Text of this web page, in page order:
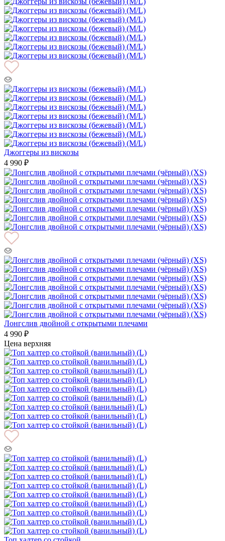
Джоггеры из вискозы
4 990 ₽
Лонгслив двойной с открытыми плечами
4 990 ₽
Цена верхняя